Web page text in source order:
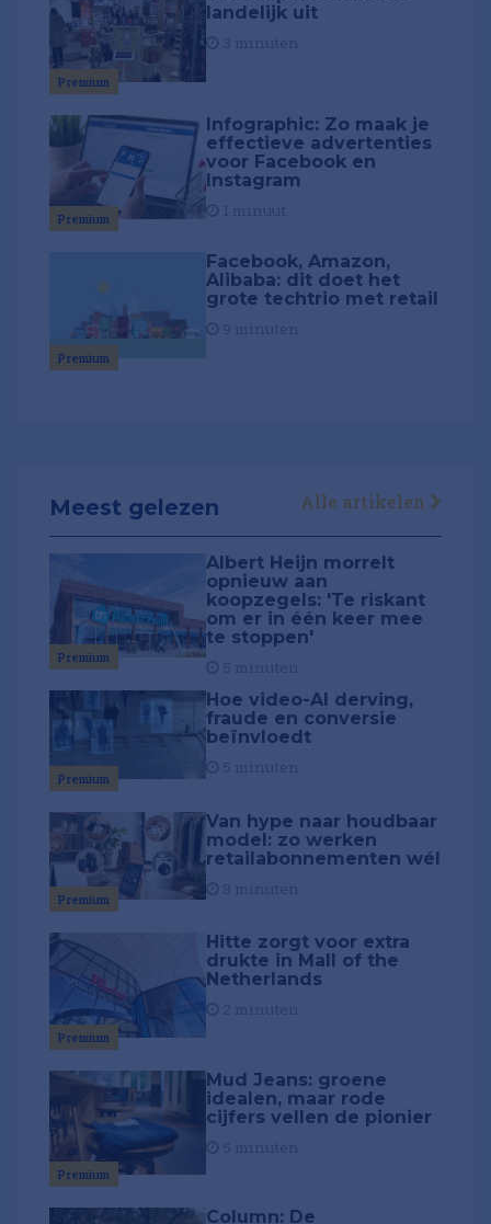
Premium
landelijk uit
Premium
Infographic: Zo maak je
effectieve advertenties
voor Facebook en
Instagram
Premium
Facebook, Amazon,
Alibaba: dit doet het
grote techtrio met retail
Meest gelezen Alle artikelen
Premium
Albert Heijn morrelt
opnieuw aan
koopzegels: 'Te riskant
om er in één keer mee
te stoppen'
Premium
Hoe video-AI derving,
fraude en conversie
beïnvloedt
Premium
Van hype naar houdbaar
model: zo werken
retailabonnementen wél
Premium
Hitte zorgt voor extra
drukte in Mall of the
Netherlands
Premium
Mud Jeans: groene
idealen, maar rode
cijfers vellen de pionier
Column: De